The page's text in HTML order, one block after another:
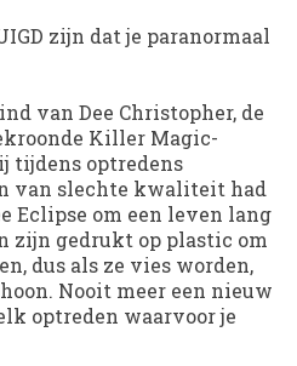
zijn dat je paranormaal
van Dee Christopher, de
Killer Magic-
tijdens optredens
van slechte kwaliteit had
Eclipse om een ​​leven lang
zijn gedrukt op plastic om
dus als ze vies worden,
Nooit meer een nieuw
optreden waarvoor je